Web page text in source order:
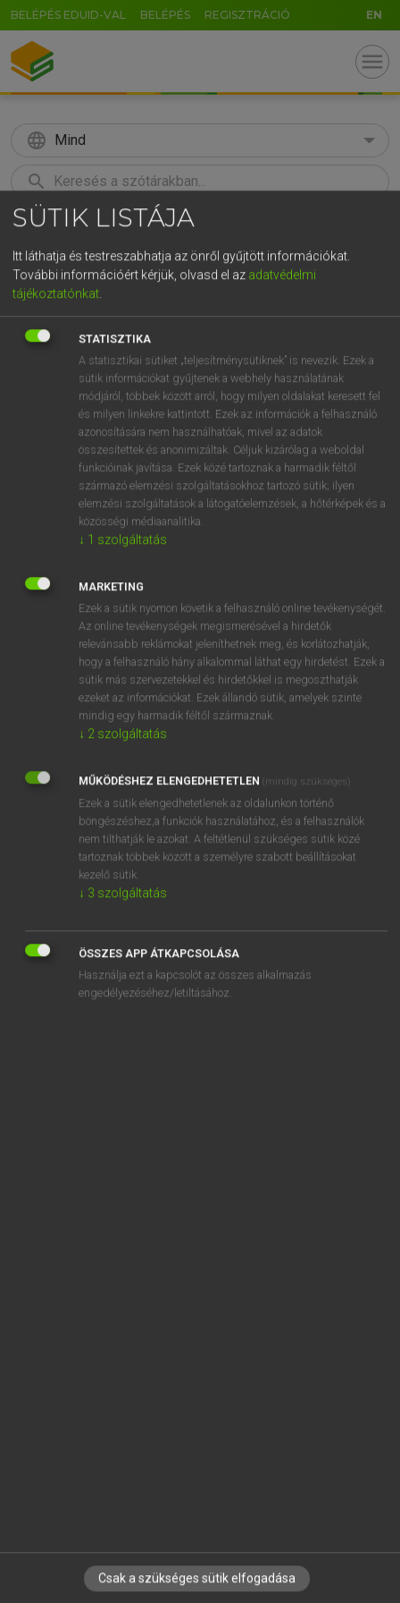
BELÉPÉS EDUID-VAL BELÉPÉS REGISZTRÁCIÓ EN
menu
language Mind
search
KERESÉS
Európai uniós terminológiai szótár
VAN ELŐFIZETÉSED?
Van előfizetésem a teljes szócikk megtekintéséhez.
BELÉPÉS
NINCS ELŐFIZETÉSED?
Nincs regisztrációm és előfizetésem. A szótár 2 órás,
díjmentes próbaverziójának elindításához regisztrálok és
belépek.
REGISZTRÁCIÓ
EURÓPAI UNIÓS TERMINOLÓGIAI SZÓTÁR
Kapcsolódó anyagok
meghallgatáshoz való jog
meghatalmazó
meghatalmazott
IRATKOZZ FEL HÍRLEVELÜNKRE!
SÜTIK LISTÁJA
Itt láthatja és testreszabhatja az önről gyűjtött információkat.
További információért kérjük, olvasd el az adatvédelmi
tájékoztatónkat.
STATISZTIKA
A statisztikai sütiket „teljesítménysütiknek” is nevezik. Ezek a
sütik információkat gyűjtenek a webhely használatának
módjáról, többek között arról, hogy milyen oldalakat keresett fel
és milyen linkekre kattintott. Ezek az információk a felhasználó
azonosítására nem használhatóak, mivel az adatok
összesítettek és anonimizáltak. Céljuk kizárólag a weboldal
funkcióinak javítása. Ezek közé tartoznak a harmadik féltől
származó elemzési szolgáltatásokhoz tartozó sütik; ilyen
elemzési szolgáltatások a látogatóelemzések, a hőtérképek és a
közösségi médiaanalitika.
↓ 1 szolgáltatás
MARKETING
Ezek a sütik nyomon követik a felhasználó online tevékenységét.
Az online tevékenységek megismerésével a hirdetők
relevánsabb reklámokat jeleníthetnek meg, és korlátozhatják,
hogy a felhasználó hány alkalommal láthat egy hirdetést. Ezek a
sütik más szervezetekkel és hirdetőkkel is megoszthatják
ezeket az információkat. Ezek állandó sütik, amelyek szinte
mindig egy harmadik féltől származnak.
↓ 2 szolgáltatás
MŰKÖDÉSHEZ ELENGEDHETETLEN (mindig szükséges)
Ezek a sütik elengedhetetlenek az oldalunkon történő
böngészéshez,a funkciók használatához, és a felhasználók
nem tilthatják le azokat. A feltétlenül szükséges sütik közé
tartoznak többek között a személyre szabott beállításokat
kezelő sütik.
↓ 3 szolgáltatás
ÖSSZES APP ÁTKAPCSOLÁSA
Használja ezt a kapcsolót az összes alkalmazás
engedélyezéséhez/letiltásához.
Csak a szükséges sütik elfogadása
GR
t z u i o p
g h j k l é á ű Ω
n m , . AltGr